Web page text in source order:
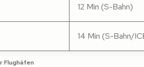
Flughäfen
12 Min (S-Bahn)
14 Min (S-Bahn/